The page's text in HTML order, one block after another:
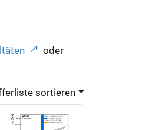
oder
sortieren